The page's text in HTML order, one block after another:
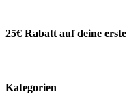
25€ Rabatt auf deine
Kategorien